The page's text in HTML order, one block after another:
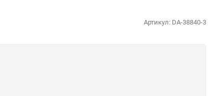
Артикул: DA-38840-3